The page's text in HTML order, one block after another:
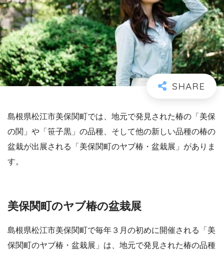
島根県松江市美保関町では、地元で発見された椿の「美保
の関」や「笹子黒」の品種、そして他の新しい品種の椿の
盆栽が出展される「美保関町のヤブ椿・盆栽展」がありま
す。
美保関町のヤブ椿の盆栽展
島根県松江市美保関町で毎年３月の初めに開催される「美
保関町のヤブ椿・盆栽展」は、地元で発見された椿の品種